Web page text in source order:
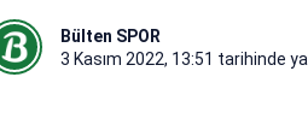
Bülten SPOR
3 Kasım 2022, 13:51 tarihinde